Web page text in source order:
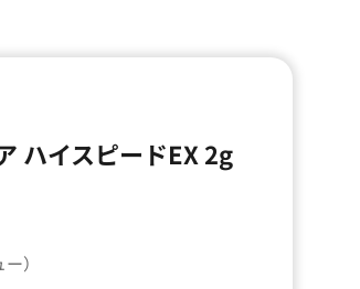
ハイスピードEX 2g
）